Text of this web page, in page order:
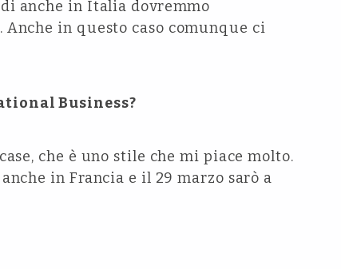
anche in Italia dovremmo
in questo caso comunque ci
Business?
che è uno stile che mi piace molto.
in Francia e il 29 marzo sarò a